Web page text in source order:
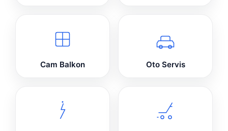
Cam Balkon Oto Servis